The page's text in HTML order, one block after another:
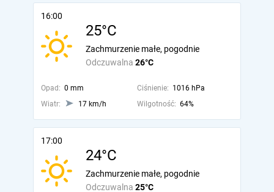
16:00
25°C
Odczuwalna 26°C
Zachmurzenie małe, pogodnie
Opad: 0 mm Ciśnienie: 1016 hPa
Wiatr:
17 km/h Wilgotność: 64%
17:00
24°C
Odczuwalna 25°C
Zachmurzenie małe, pogodnie